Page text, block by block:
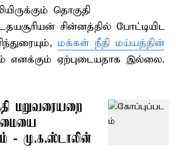
தொகுதி
சின்னத்தில் போட்டியிட
மக்கள் நீதி மய்யத்தின்
எனக்கும் ஏற்புடையதாக இல்லை.
மறுவரையறை
- மு.க.ஸ்டாலின்